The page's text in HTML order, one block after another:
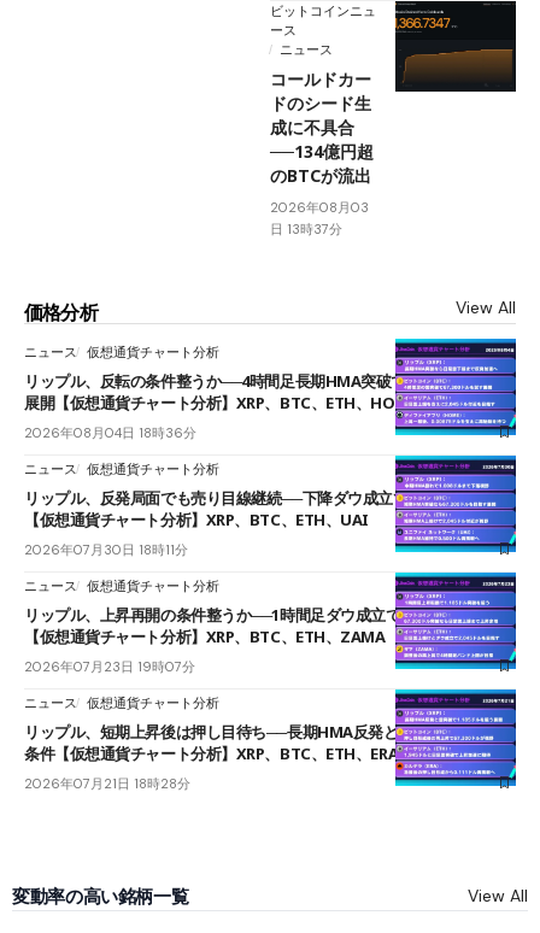
ビットコインニュ
ース
ニュース
コールドカー
ドのシード生
成に不具合
──134億円超
のBTCが流出
2026年08月03
日 13時37分
価格分析 View All
ニュース 仮想通貨チャート分析
リップル、反転の条件整うか──4時間足長期HMA突破で雲下端を目指す
展開【仮想通貨チャート分析】XRP、BTC、ETH、HOME
2026年08月04日 18時36分
ニュース 仮想通貨チャート分析
リップル、反発局面でも売り目線継続──下降ダウ成立で下値追う展開
【仮想通貨チャート分析】XRP、BTC、ETH、UAI
2026年07月30日 18時11分
ニュース 仮想通貨チャート分析
リップル、上昇再開の条件整うか──1時間足ダウ成立で1.185ドルを狙う
【仮想通貨チャート分析】XRP、BTC、ETH、ZAMA
2026年07月23日 19時07分
ニュース 仮想通貨チャート分析
リップル、短期上昇後は押し目待ち──長期HMA反発と雲上抜けが買い
条件【仮想通貨チャート分析】XRP、BTC、ETH、ERA
2026年07月21日 18時28分
変動率の高い銘柄一覧 View All